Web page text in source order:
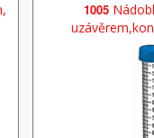
1005